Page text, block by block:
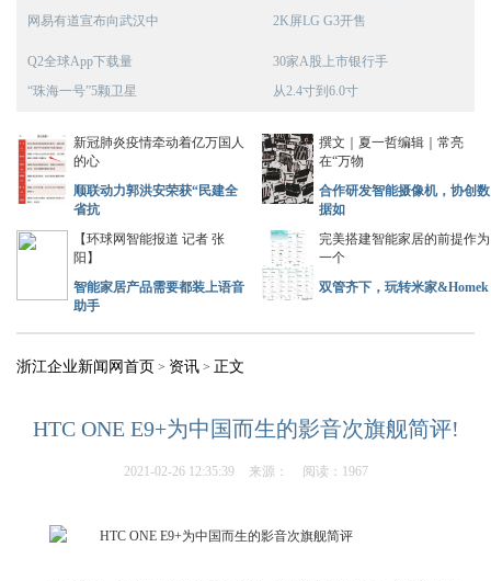
网易有道宣布向武汉中
2K屏LG G3开售
Q2全球App下载量
“珠海一号”5颗卫星
30家A股上市银行手
从2.4寸到6.0寸
新冠肺炎疫情牵动着亿万国人
的心
顺联动力郭洪安荣获“民建全
省抗
撰文｜夏一哲编辑｜常亮
在“万物
合作研发智能摄像机，协创数
据如
【环球网智能报道 记者 张
阳】
智能家居产品需要都装上语音
助手
完美搭建智能家居的前提作为
一个
双管齐下，玩转米家&Homek
浙江企业新闻网首页 > 资讯 > 正文
HTC ONE E9+为中国而生的影音次旗舰简评!
2021-02-26 12:35:39 来源： 阅读：1967